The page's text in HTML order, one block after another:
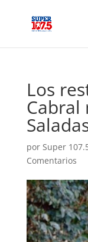
Los
Cabral
por Super
Comentarios